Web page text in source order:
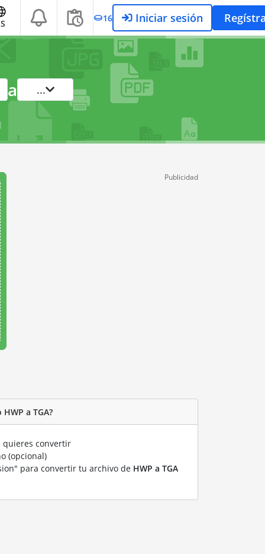
16 Iniciar sesión
a ...
Publicidad
a TGA?
convertir
(opcional)
para convertir tu archivo de HWP a TGA